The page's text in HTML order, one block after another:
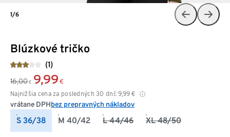
Blúzkové tričko
(1)
16,00 € 9,99 €
Najnižšia cena za posledných 30 dní: 9,99 €
vrátane DPHbez prepravných nákladov
S 36/38 M 40/42 L 44/46 XL 48/50
1/6